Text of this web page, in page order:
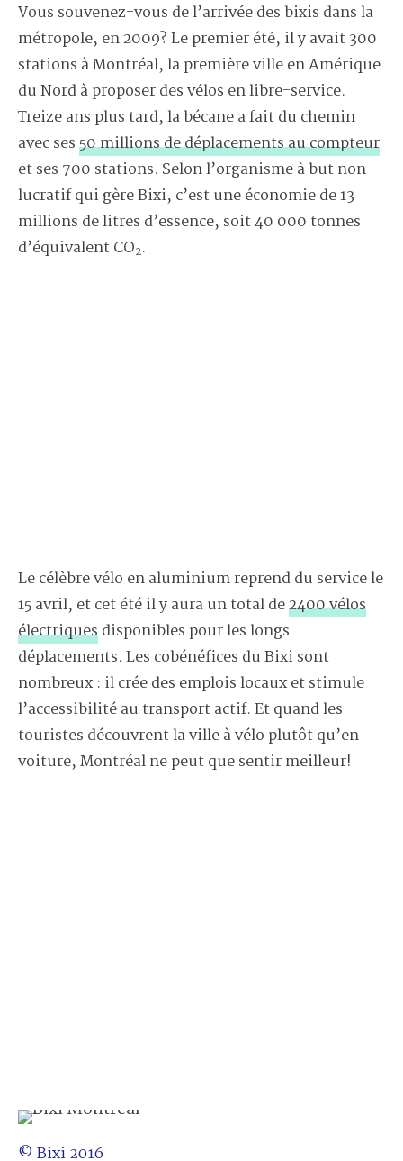
Vous souvenez-vous de l’arrivée des bixis dans la
métropole, en 2009? Le premier été, il y avait 300
stations à Montréal, la première ville en Amérique
du Nord à proposer des vélos en libre-service.
Treize ans plus tard, la bécane a fait du chemin
avec ses50 millions de déplacements au compteur
et ses 700 stations. Selon l’organisme à but non
lucratif qui gère Bixi, c’est une économie de 13
millions de litres d’essence, soit 40 000 tonnes
d’équivalent CO2.
Le célèbre vélo en aluminium reprend du service le
15 avril, et cet été il y aura un total de2400 vélos
électriquesdisponibles pour les longs
déplacements. Les cobénéfices du Bixi sont
nombreux : il crée des emplois locaux et stimule
l’accessibilité au transport actif. Et quand les
touristes découvrent la ville à vélo plutôt qu’en
voiture, Montréal ne peut que sentir meilleur!
© Bixi 2016